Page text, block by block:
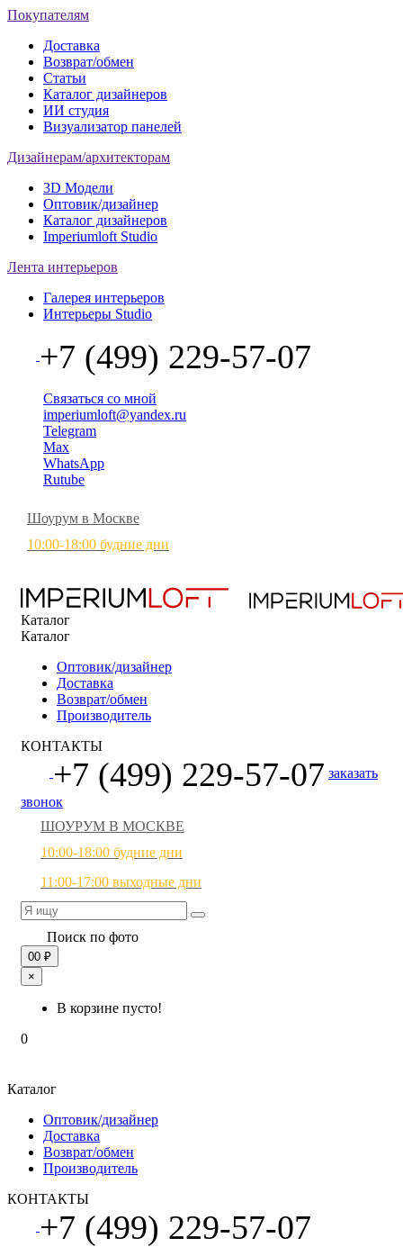
Покупателям
Доставка
Возврат/обмен
Статьи
Каталог дизайнеров
ИИ студия
Визуализатор панелей
Дизайнерам/архитекторам
3D Модели
Оптовик/дизайнер
Каталог дизайнеров
Imperiumloft Studio
Лента интерьеров
Галерея интерьеров
Интерьеры Studio
+7 (499) 229-57-07
Связаться со мной
imperiumloft@yandex.ru
Telegram
Max
WhatsApp
Rutube
Шоурум в Москве
10:00-18:00 будние дни
Каталог
Каталог
Оптовик/дизайнер
Доставка
Возврат/обмен
Производитель
КОНТАКТЫ
+7 (499) 229-57-07 заказать
звонок
ШОУРУМ В МОСКВЕ
10:00-18:00 будние дни
11:00-17:00 выходные дни
Поиск по фото
00 ₽
×
В корзине пусто!
0
Каталог
Оптовик/дизайнер
Доставка
Возврат/обмен
Производитель
КОНТАКТЫ
+7 (499) 229-57-07